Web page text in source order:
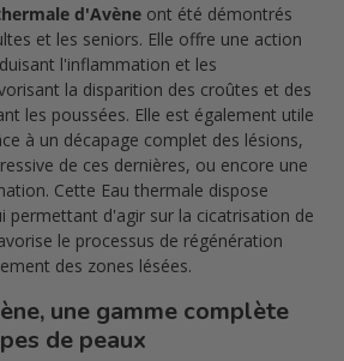
d'Avène ont été démontrés
et les seniors. Elle offre une action
l'inflammation et les
la disparition des croûtes et des
les poussées. Elle est également utile
à un décapage complet des lésions,
de ces dernières, ou encore une
Cette Eau thermale dispose
permettant d'agir sur la cicatrisation de
le processus de régénération
des zones lésées.
, une gamme complète
de peaux